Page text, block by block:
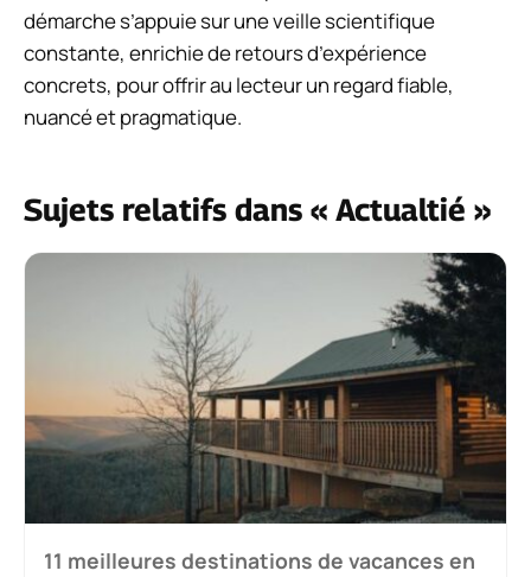
démarche s’appuie sur une veille scientifique
constante, enrichie de retours d’expérience
concrets, pour offrir au lecteur un regard fiable,
nuancé et pragmatique.
Sujets relatifs dans « Actualtié »
11 meilleures destinations de vacances en